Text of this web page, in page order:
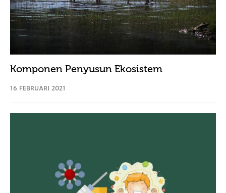
Komponen Penyusun Ekosistem
16 FEBRUARI 2021